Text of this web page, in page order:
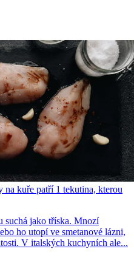
na kuře patří 1 tekutina, kterou
suchá jako tříska. Mnozí
ho utopí ve smetanové lázni,
V italských kuchyních ale...